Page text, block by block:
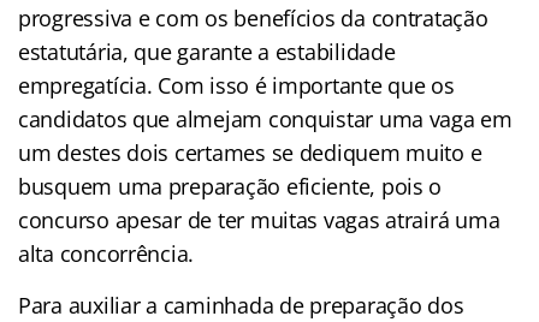
progressiva e com os benefícios da contratação
estatutária, que garante a estabilidade
empregatícia. Com isso é importante que os
candidatos que almejam conquistar uma vaga em
um destes dois certames se dediquem muito e
busquem uma preparação eficiente, pois o
concurso apesar de ter muitas vagas atrairá uma
alta concorrência.
Para auxiliar a caminhada de preparação dos